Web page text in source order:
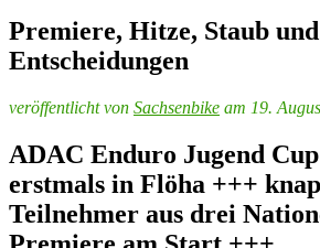
Premiere, Hitze, Staub
Entscheidungen
veröffentlicht von Sachsenbike am 19.
ADAC Enduro Jugend
erstmals in Flöha +++
Teilnehmer aus drei